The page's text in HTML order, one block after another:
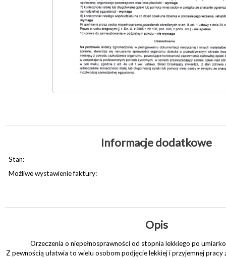
Informacje dodatkowe
Stan:
Możliwe wystawienie faktury:
Opis
Orzeczenia o niepełnosprawności od stopnia lekkiego po
Z pewnością ułatwia to wielu osobom podjęcie lekkiej i przyjemnej